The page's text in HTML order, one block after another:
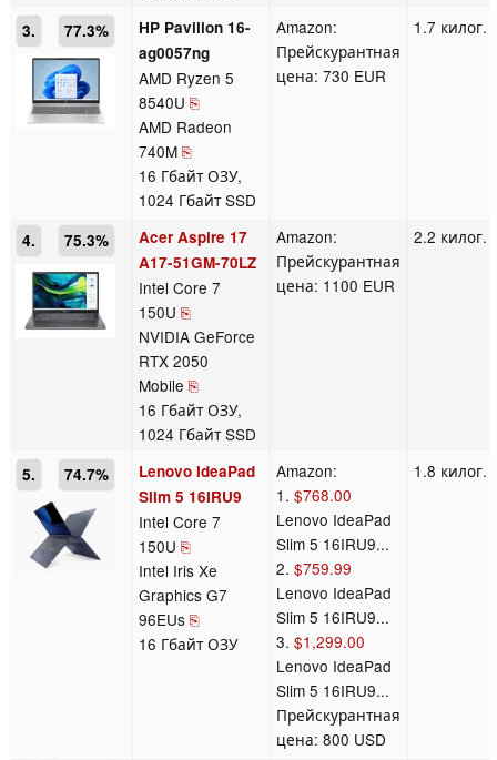
3. 77.3%
HP Pavilion 16-
ag0057ng
AMD Ryzen 5
8540U ⎘
AMD Radeon
740M ⎘
16 Гбайт ОЗУ,
1024 Гбайт SSD
Amazon:
Прейскурантная
цена: 730 EUR
1.7 килог.
4. 75.3%
Acer Aspire 17
A17-51GM-70LZ
Intel Core 7
150U ⎘
NVIDIA GeForce
RTX 2050
Mobile ⎘
16 Гбайт ОЗУ,
1024 Гбайт SSD
Amazon:
Прейскурантная
цена: 1100 EUR
2.2 килог.
5. 74.7%
Lenovo IdeaPad
Slim 5 16IRU9
Intel Core 7
150U ⎘
Intel Iris Xe
Graphics G7
96EUs ⎘
16 Гбайт ОЗУ
Amazon:
1.$768.00
Lenovo IdeaPad
Slim 5 16IRU9...
2.$759.99
Lenovo IdeaPad
Slim 5 16IRU9...
3.$1,299.00
Lenovo IdeaPad
Slim 5 16IRU9...
Прейскурантная
цена: 800 USD
1.8 килог.